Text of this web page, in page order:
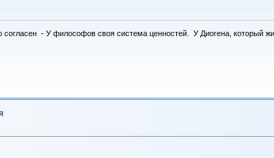
- У философов своя система ценностей. У Диогена, который